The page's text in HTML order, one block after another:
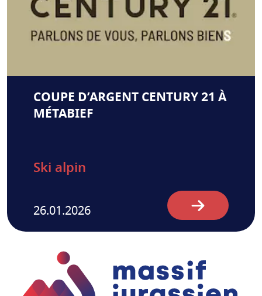
COUPE D’ARGENT CENTURY 21 À
MÉTABIEF
Ski alpin
26.01.2026